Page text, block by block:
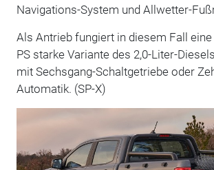
Navigations-System und Allwetter-
Als Antrieb fungiert in diesem Fall
PS starke Variante des 2,0-Liter-
mit Sechsgang-Schaltgetriebe oder
Automatik. (SP-X)